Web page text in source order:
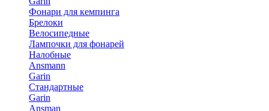
Фонари для кемпинга
Брелоки
Велосипедные
Лампочки для фонарей
Налобные
Ansmann
Garin
Стандартные
Garin
Ansman